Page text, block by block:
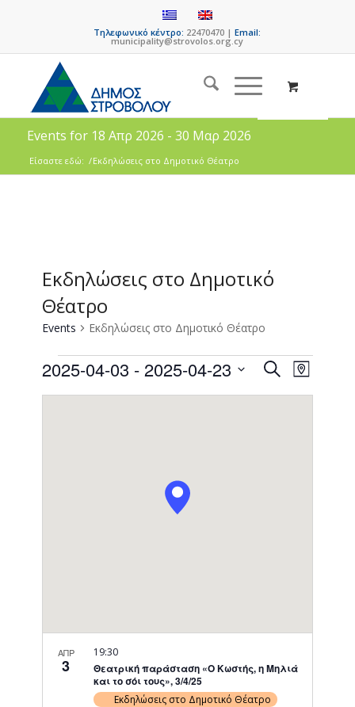
Τηλεφωνικό κέντρο: 22470470 |Email:
municipality@strovolos.org.cy
Events for 18 Απρ 2026 - 30 Μαρ 2026
Είσαστε εδώ: /Εκδηλώσεις στο Δημοτικό Θέατρο
Εκδηλώσεις στο Δημοτικό
Θέατρο
Events Εκδηλώσεις στο Δημοτικό Θέατρο
Events
Search
SearchEvent
Views
Map
2025-04-03 - 2025-04-23
ΑΠΡ
3
Θεατρική παράσταση «Ο Κωστής, η Μηλιά
και το σόι τους», 3/4/25
19:30
Εκδηλώσεις στο Δημοτικό Θέατρο